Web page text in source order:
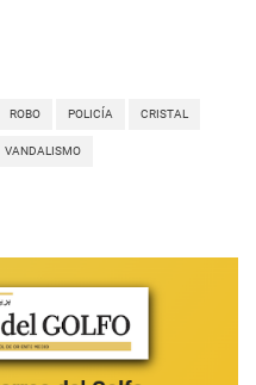
ROBO POLICÍA CRISTAL
VANDALISMO